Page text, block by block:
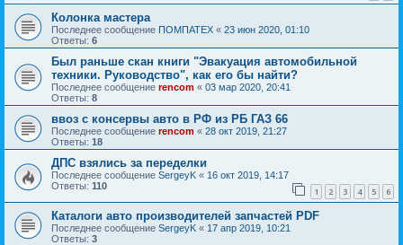
Колонка мастера
Последнее сообщение ПОМПАТЕХ « 23 июн 2020, 01:10
Ответы: 6
Был раньше скан книги "Эвакуация автомобильной
техники. Руководство", как его бы найти?
Последнее сообщение rencom « 03 мар 2020, 20:41
Ответы: 8
ввоз с консервы авто в РФ из РБ ГАЗ 66
Последнее сообщение rencom « 28 окт 2019, 21:27
Ответы: 18
ДПС взялись за переделки
Последнее сообщение SergeyK « 16 окт 2019, 14:17
Ответы: 110 1 2 3 4 5 6
Каталоги авто производителей запчастей PDF
Последнее сообщение SergeyK « 17 апр 2019, 10:21
Ответы: 3